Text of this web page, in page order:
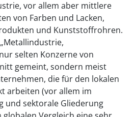
vor allem aber mittlere
von Farben und Lacken,
und Kunststoffrohren.
selten Konzerne von
gemeint, sondern meist
die für den lokalen
arbeiten (vor allem im
und sektorale Gliederung